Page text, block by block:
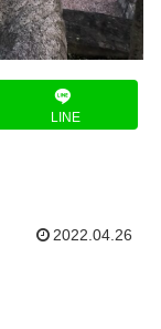
LINE
2022.04.26